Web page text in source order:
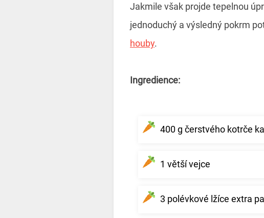
Jakmile však projde tepelnou
jednoduchý a výsledný pokrm
houby.
Ingredience:
400 g čerstvého kotrče
1 větší vejce
3 polévkové lžíce extra